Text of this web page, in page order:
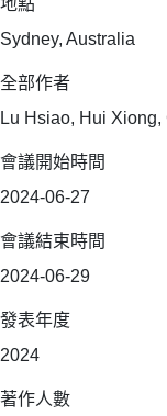
地點
Sydney, Australia
全部作者
Lu Hsiao, Hui
會議開始時間
2024-06-27
會議結束時間
2024-06-29
發表年度
2024
著作人數